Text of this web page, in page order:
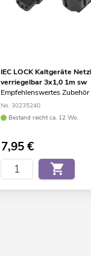
IEC LOCK Kaltgeräte
verriegelbar 3x1,0 1m sw
Empfehlenswertes Zubehör
No. 30235240
Bestand reicht ca. 12 Wo.
7,95€